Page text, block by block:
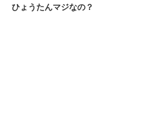
ひょうたんマジなの？